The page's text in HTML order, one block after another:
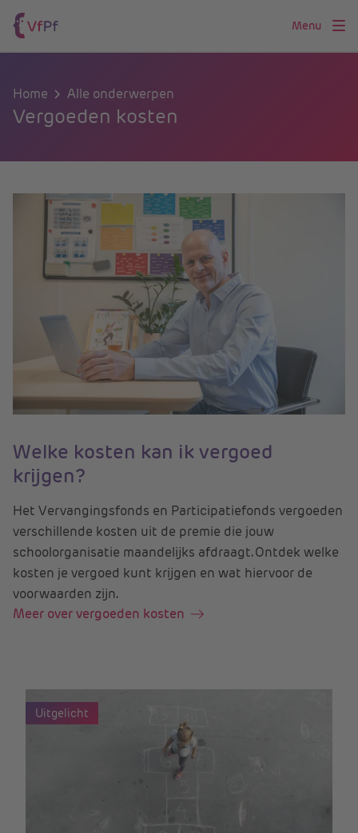
Menu
Home Alle onderwerpen
Vergoeden kosten
Welke kosten kan ik vergoed
krijgen?
Het Vervangingsfonds en Participatiefonds vergoeden
verschillende kosten uit de premie die jouw
schoolorganisatie maandelijks afdraagt. Ontdek welke
kosten je vergoed kunt krijgen en wat hiervoor de
voorwaarden zijn.
Meer over vergoeden kosten
Uitgelicht